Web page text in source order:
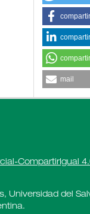
compartir
compartir
compartir
mail
CompartirIgual
Universidad del